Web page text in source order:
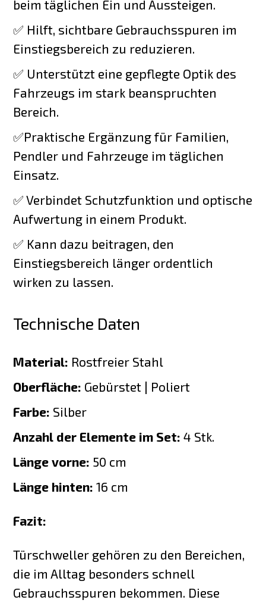
beim täglichen Ein und Aussteigen.
✅ Hilft, sichtbare Gebrauchsspuren im
Einstiegsbereich zu reduzieren.
✅ Unterstützt eine gepflegte Optik des
Fahrzeugs im stark beanspruchten
Bereich.
✅Praktische Ergänzung für Familien,
Pendler und Fahrzeuge im täglichen
Einsatz.
✅ Verbindet Schutzfunktion und optische
Aufwertung in einem Produkt.
✅ Kann dazu beitragen, den
Einstiegsbereich länger ordentlich
wirken zu lassen.
Technische Daten
Material: Rostfreier Stahl
Oberfläche: Gebürstet | Poliert
Farbe: Silber
Anzahl der Elemente im Set: 4 Stk.
Länge vorne: 50 cm
Länge hinten: 16 cm
Fazit:
Türschweller gehören zu den Bereichen,
die im Alltag besonders schnell
Gebrauchsspuren bekommen. Diese